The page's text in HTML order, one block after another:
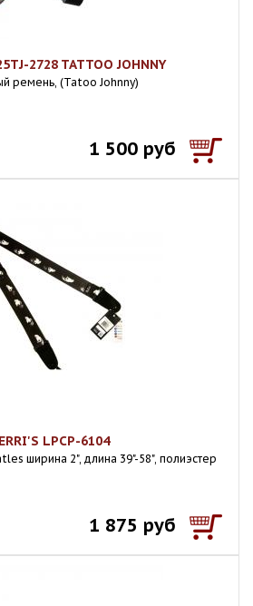
2728 TATTOO JOHNNY
ремень, (Tatoo Johnny)
1 500 руб
LPCP-6104
ширина 2", длина 39"-58", полиэстер
1 875 руб